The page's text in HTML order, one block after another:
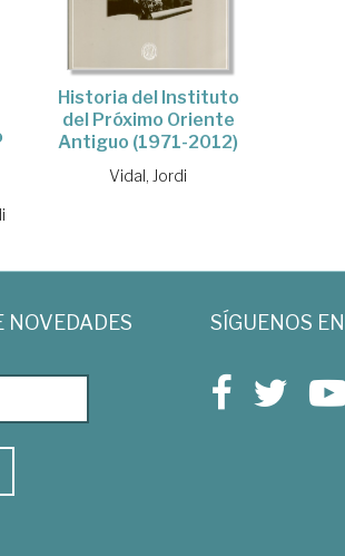
Historia del Instituto
del Próximo Oriente
Antiguo (1971-2012)
Vidal, Jordi
NOVEDADES SÍGUENOS EN